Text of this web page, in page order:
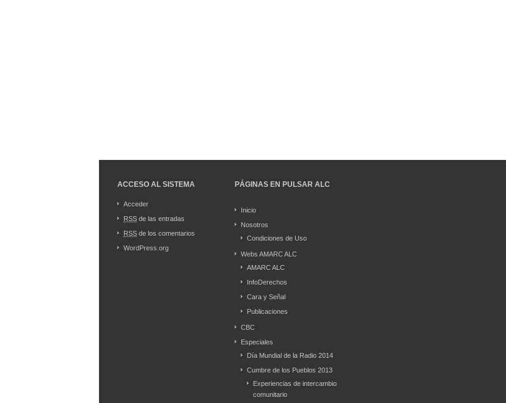
ACCESO AL SISTEMA
Acceder
RSS de las entradas
RSS de los comentarios
WordPress.org
PÁGINAS EN PULSAR ALC
Inicio
Nosotros
Condiciones de Uso
Webs AMARC ALC
AMARC ALC
InfoDerechos
Cara y Señal
Publicaciones
CBC
Especiales
Día Mundial de la Radio 2014
Cumbre de los Pueblos 2013
Experiencias de intercambio
comunitario